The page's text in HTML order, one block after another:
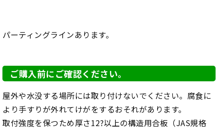
パーティングラインあります。
ご購入前にご確認ください。
屋外や水没する場所には取り付けないでください。腐食に
より手すりが外れてけがをするおそれがあります。
取付強度を保つため厚さ12?以上の構造用合板（JAS規格